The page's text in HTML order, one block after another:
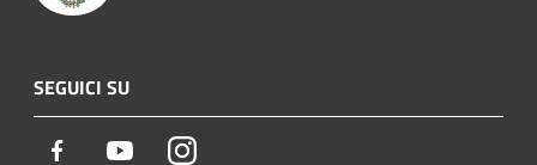
SEGUICI SU
Facebook YoutubeInstagram